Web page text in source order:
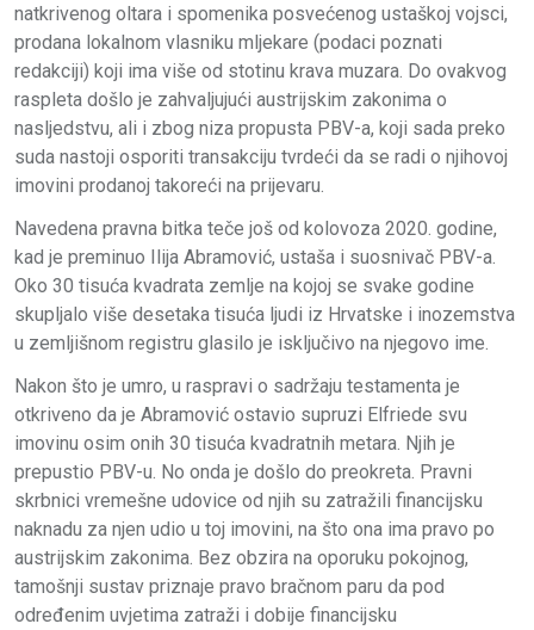
natkrivenog oltara i spomenika posvećenog ustaškoj vojsci,
prodana lokalnom vlasniku mljekare (podaci poznati
redakciji) koji ima više od stotinu krava muzara. Do ovakvog
raspleta došlo je zahvaljujući austrijskim zakonima o
nasljedstvu, ali i zbog niza propusta PBV-a, koji sada preko
suda nastoji osporiti transakciju tvrdeći da se radi o njihovoj
imovini prodanoj takoreći na prijevaru.
Navedena pravna bitka teče još od kolovoza 2020. godine,
kad je preminuo Ilija Abramović, ustaša i suosnivač PBV-a.
Oko 30 tisuća kvadrata zemlje na kojoj se svake godine
skupljalo više desetaka tisuća ljudi iz Hrvatske i inozemstva
u zemljišnom registru glasilo je isključivo na njegovo ime.
Nakon što je umro, u raspravi o sadržaju testamenta je
otkriveno da je Abramović ostavio supruzi Elfriede svu
imovinu osim onih 30 tisuća kvadratnih metara. Njih je
prepustio PBV-u. No onda je došlo do preokreta. Pravni
skrbnici vremešne udovice od njih su zatražili financijsku
naknadu za njen udio u toj imovini, na što ona ima pravo po
austrijskim zakonima. Bez obzira na oporuku pokojnog,
tamošnji sustav priznaje pravo bračnom paru da pod
određenim uvjetima zatraži i dobije financijsku